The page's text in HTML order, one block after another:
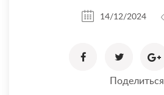
14/12/2024
Поделиться